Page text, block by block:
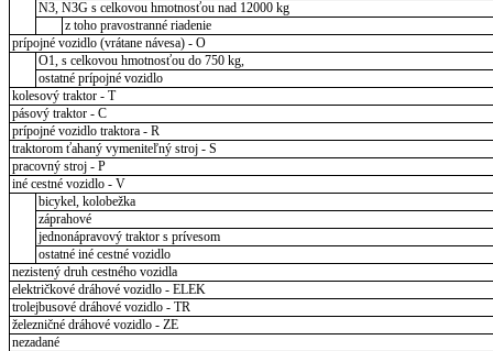
N3, N3G s celkovou hmotnosťou nad 12000 kg
z toho pravostranné riadenie
prípojné vozidlo (vrátane návesa) - O
O1, s celkovou hmotnosťou do 750 kg,
ostatné prípojné vozidlo
kolesový traktor - T
pásový traktor - C
prípojné vozidlo traktora - R
traktorom ťahaný vymeniteľný stroj - S
pracovný stroj - P
iné cestné vozidlo - V
bicykel, kolobežka
záprahové
jednonápravový traktor s prívesom
ostatné iné cestné vozidlo
nezistený druh cestného vozidla
električkové dráhové vozidlo - ELEK
trolejbusové dráhové vozidlo - TR
železničné dráhové vozidlo - ZE
nezadané